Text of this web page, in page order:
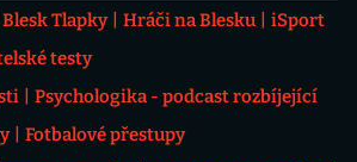
Blesk Tlapky Hráči na Blesku
iSport
testy
Psychologika - podcast rozbíjející
Fotbalové přestupy